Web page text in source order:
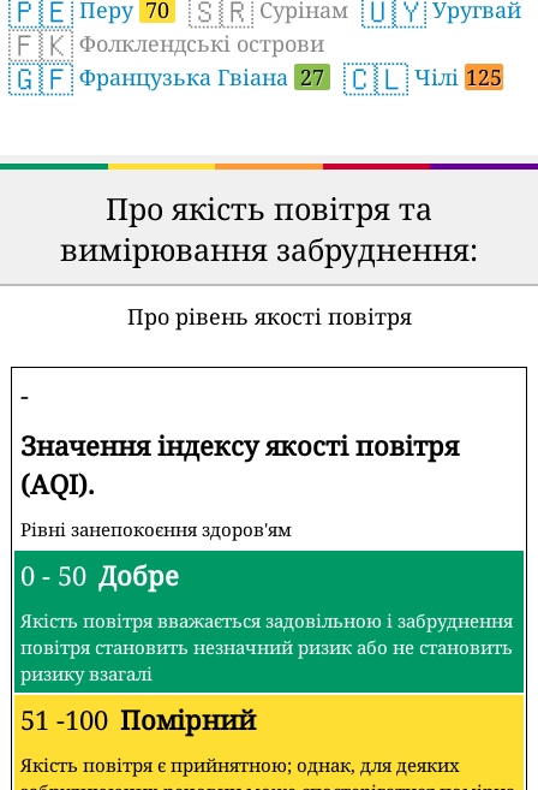
🇵🇪 Перу 70 🇸🇷 Сурінам 🇺🇾 Уругвай
🇫🇰 Фолклендські острови
🇬🇫 Французька Гвіана 27 🇨🇱 Чілі 125
Про якість повітря та
вимірювання забруднення:
Про рівень якості повітря
-
Значення індексу якості повітря
(AQI).
Рівні занепокоєння здоров'ям
0 - 50 Добре
Якість повітря вважається задовільною і забруднення
повітря становить незначний ризик або не становить
ризику взагалі
51 -100 Помірний
Якість повітря є прийнятною; однак, для деяких